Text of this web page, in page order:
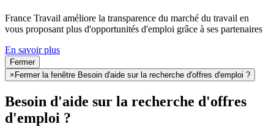
France Travail améliore la transparence du marché du travail en
vous proposant plus d'opportunités d'emploi grâce à ses partenaires
En savoir plus
Fermer
× Fermer la fenêtre Besoin d'aide sur la recherche d'offres d'emploi ?
Besoin d'aide sur la recherche d'offres
d'emploi ?